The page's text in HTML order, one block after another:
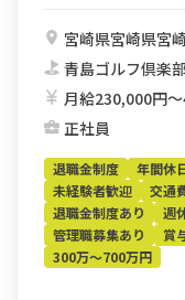
宮崎県宮崎県宮
青島ゴルフ倶楽
月給230,000円
正社員
退職金制度 年間休
未経験者歓迎
交通
退職金制度あり
週
管理職募集あり
賞
300万～700万円